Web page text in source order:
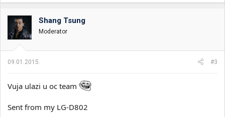
Shang Tsung
Moderator
09.01.2015. #3
Vuja ulazi u oc team
Sent from my LG-D802